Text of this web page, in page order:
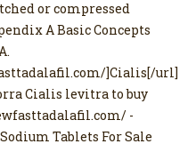
or compressed
A Basic Concepts
]Cialis[/url]
Cialis levitra to buy
-
Tablets For Sale